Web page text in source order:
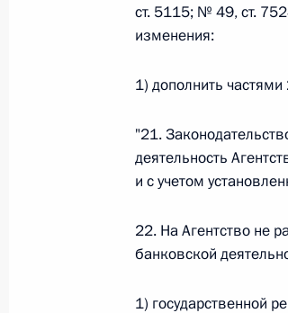
О внесении изменения
26 июля 2026 года
О внесении изменений
процессуального
26 июля 2026 года
ст. 5115; № 49, ст.
изменения:
1) дополнить
"21.
деятельность
и с учетом
22. На Агентство не
банковской
1) государственной